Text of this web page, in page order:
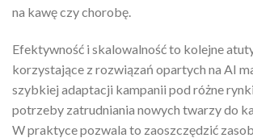
na kawę czy chorobę.
Efektywność i skalowalność to kolejne
korzystające z rozwiązań opartych na AI
szybkiej adaptacji kampanii pod różne
potrzeby zatrudniania nowych twarzy do
W praktyce pozwala to zaoszczędzić